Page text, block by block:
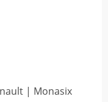
| Monasix